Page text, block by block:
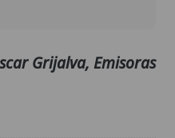
Grijalva, Emisoras